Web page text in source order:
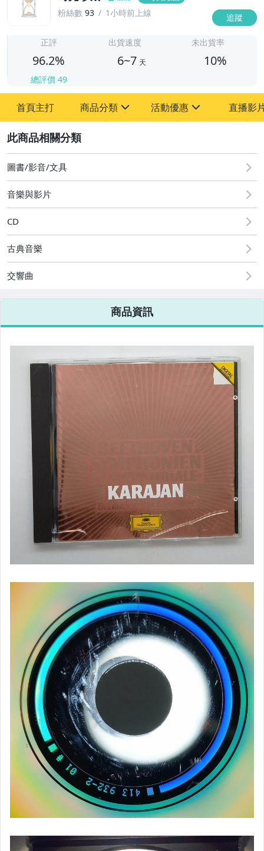
粉絲數 93 1小時前上線 追蹤
正評
96.2%
總評價 49
出貨速度
6~7 天
未出貨率
10%
首頁主打 商品分類
其它
活動優惠
[全店] 粉絲專享
[全店] 週年慶
直播影
圖書/影音/文具
音樂與影片
CD
古典音樂
交響曲
商品資訊